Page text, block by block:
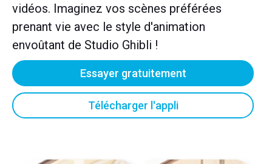
vidéos. Imaginez vos scènes préférées
prenant vie avec le style d'animation
envoûtant de Studio Ghibli !
Essayer gratuitement
Télécharger l'appli